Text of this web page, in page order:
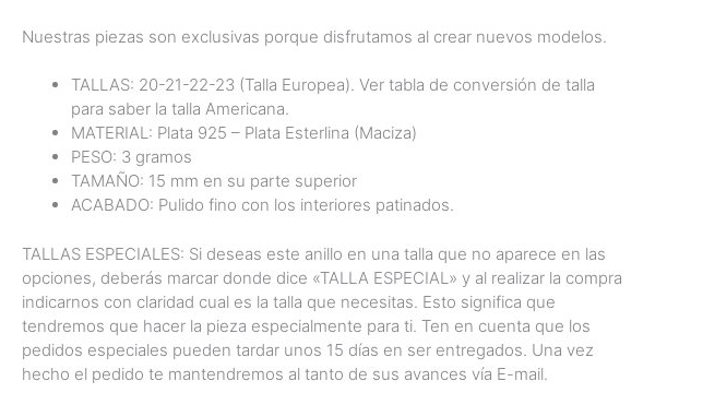
Nuestras piezas son exclusivas porque disfrutamos al crear nuevos modelos.
TALLAS: 20-21-22-23 (Talla Europea). Ver tabla de conversión de talla
para saber la talla Americana.
MATERIAL: Plata 925 – Plata Esterlina (Maciza)
PESO: 3 gramos
TAMAÑO: 15 mm en su parte superior
ACABADO: Pulido fino con los interiores patinados.
TALLAS ESPECIALES: Si deseas este anillo en una talla que no aparece en las
opciones, deberás marcar donde dice «TALLA ESPECIAL» y al realizar la compra
indicarnos con claridad cual es la talla que necesitas. Esto significa que
tendremos que hacer la pieza especialmente para ti. Ten en cuenta que los
pedidos especiales pueden tardar unos 15 días en ser entregados. Una vez
hecho el pedido te mantendremos al tanto de sus avances vía E-mail.